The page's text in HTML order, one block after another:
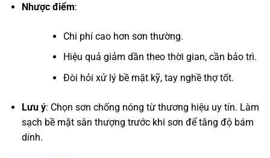
Nhược điểm:
Chi phí cao hơn sơn thường.
Hiệu quả giảm dần theo thời gian, cần bảo trì.
Đòi hỏi xử lý bề mặt kỹ, tay nghề thợ tốt.
Lưu ý: Chọn sơn chống nóng từ thương hiệu uy tín. Làm
sạch bề mặt sân thượng trước khi sơn để tăng độ bám
dính.